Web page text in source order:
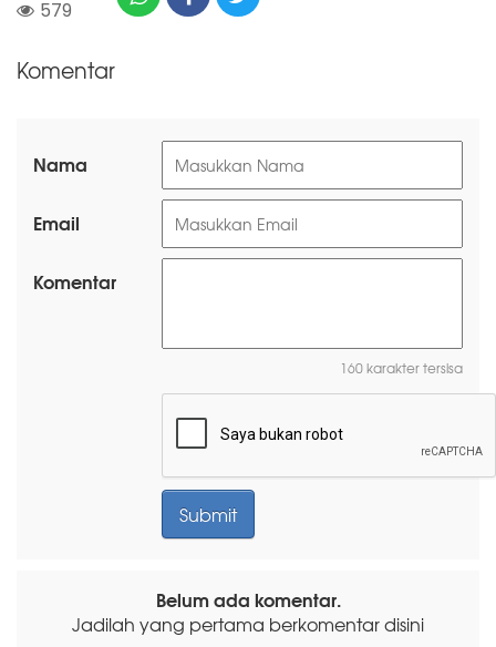
579
Komentar
Nama
Email
Komentar
160 karakter tersisa
Belum ada komentar.
Jadilah yang pertama berkomentar disini